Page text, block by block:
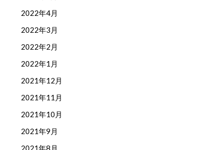
2022年4月
2022年3月
2022年2月
2022年1月
2021年12月
2021年11月
2021年10月
2021年9月
2021年8月